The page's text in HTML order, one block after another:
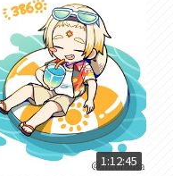
ーｯ☟
1:12:45